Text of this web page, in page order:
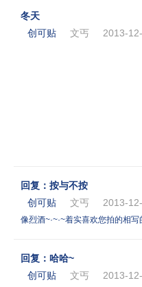
冬天
创可贴
文丐 2013-
回复：按与不按
创可贴
文丐 2013-
像烈酒~·~·~着实喜欢您拍的相写
回复：哈哈~
创可贴
文丐 2013-